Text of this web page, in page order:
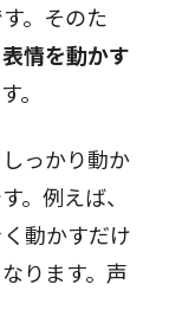
。そのた
表情を動かす
。
っかり動か
。例えば、
動かすだけ
ります。声